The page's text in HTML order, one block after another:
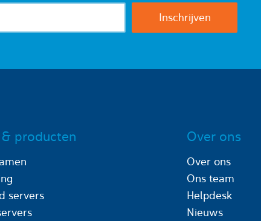
producten
servers
Over ons
Over ons
Ons team
Helpdesk
Nieuws